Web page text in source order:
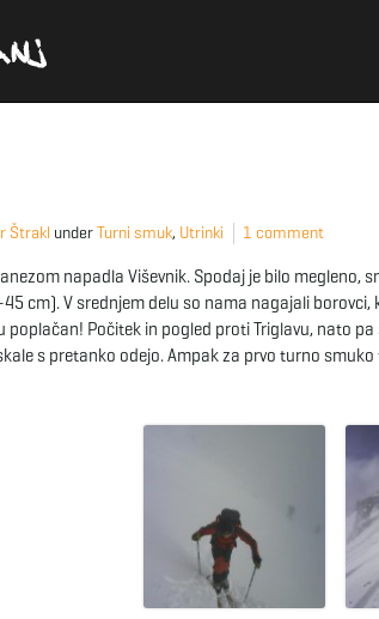
Štrakl underTurni smuk, Utrinki 1 comment
napadla Viševnik. Spodaj je bilo
cm). V srednjem delu so nama nagajali
poplačan! Počitek in pogled proti Triglavu, nato
s pretanko odejo. Ampak za prvo turno smuko